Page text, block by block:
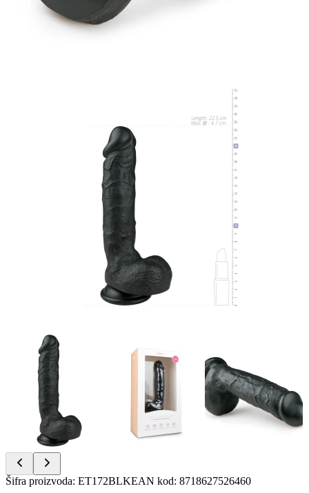
Item
Šifra proizvoda: ET172BLKEAN kod: 8718627526460